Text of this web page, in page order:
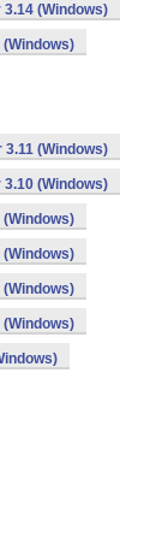
3.14 (Windows)
(Windows)
3.11 (Windows)
3.10 (Windows)
(Windows)
(Windows)
(Windows)
(Windows)